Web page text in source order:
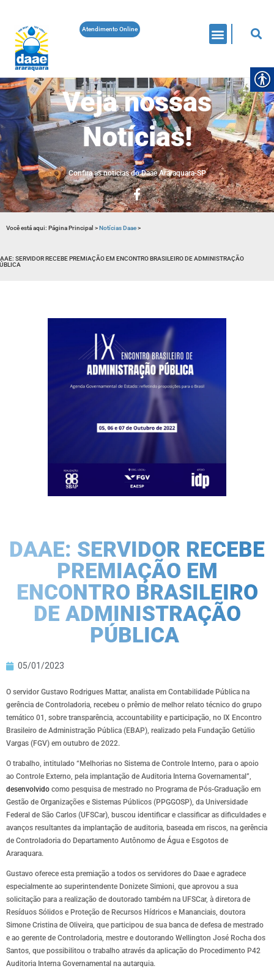
Atendimento Online
Veja nossas
Notícias!
Confira as noticias do Daae Araraquara-SP
Você está aqui: Página Principal >Notícias Daae>
SERVIDOR RECEBE PREMIAÇÃO EM ENCONTRO BRASILEIRO DE ADMINISTRAÇÃO
DAAE: SERVIDOR RECEBE
PREMIAÇÃO EM
ENCONTRO BRASILEIRO
DE ADMINISTRAÇÃO
PÚBLICA
05/01/2023
O servidor Gustavo Rodrigues Mattar, analista em Contabilidade Pública na
gerência de Controladoria, recebeu o prêmio de melhor relato técnico do grupo
temático 01, sobre transparência, accountability e participação, no IX Encontro
Brasileiro de Administração Pública (EBAP), realizado pela Fundação Getúlio
Vargas (FGV) em outubro de 2022.
O trabalho, intitulado “Melhorias no Sistema de Controle Interno, para o apoio
ao Controle Externo, pela implantação de Auditoria Interna Governamental”,
desenvolvido como pesquisa de mestrado no Programa de Pós-Graduação em
Gestão de Organizações e Sistemas Públicos (PPGGOSP), da Universidade
Federal de São Carlos (UFSCar), buscou identificar e classificar as dificuldades e
avanços resultantes da implantação de auditoria, baseada em riscos, na gerência
de Controladoria do Departamento Autônomo de Água e Esgotos de
Araraquara.
Gustavo oferece esta premiação a todos os servidores do Daae e agradece
especialmente ao superintendente Donizete Simioni, que aprovou a sua
solicitação para a realização de doutorado também na UFSCar, à diretora de
Resíduos Sólidos e Proteção de Recursos Hídricos e Mananciais, doutora
Simone Cristina de Oliveira, que participou de sua banca de defesa de mestrado
e ao gerente de Controladoria, mestre e doutorando Wellington José Rocha dos
Santos, que possibilitou o trabalho através da aplicação do Procedimento P42
Auditoria Interna Governamental na autarquia.